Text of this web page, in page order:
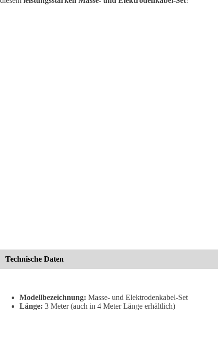
Technische Daten
Modellbezeichnung: Masse- und Elektrodenkabel-Set
Länge: 3 Meter (auch in 4 Meter Länge erhältlich)